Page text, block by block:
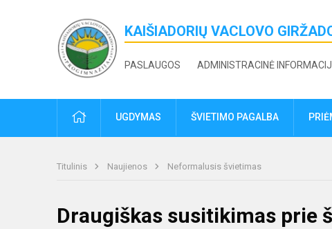
KAIŠIADORIŲ VACLOVO
PASLAUGOS ADMINISTRACINĖ
PRADŽIAUGDYMAS ŠVIETIMO PAGALBA
Titulinis Naujienos Neformalusis švietimas
Draugiškas susitikimas prie